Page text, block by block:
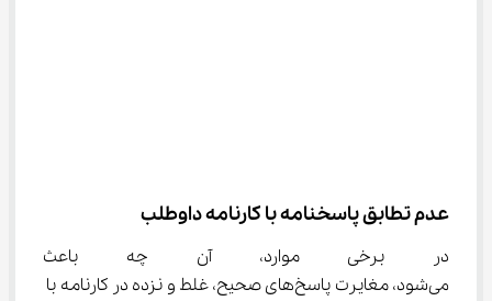
عدم تطابق پاسخنامه با کارنامه داوطلب
در برخی موارد، آن چه باعث
می‌شود، مغایرت پاسخ‌های صحیح، غلط و نزده در کارنامه با